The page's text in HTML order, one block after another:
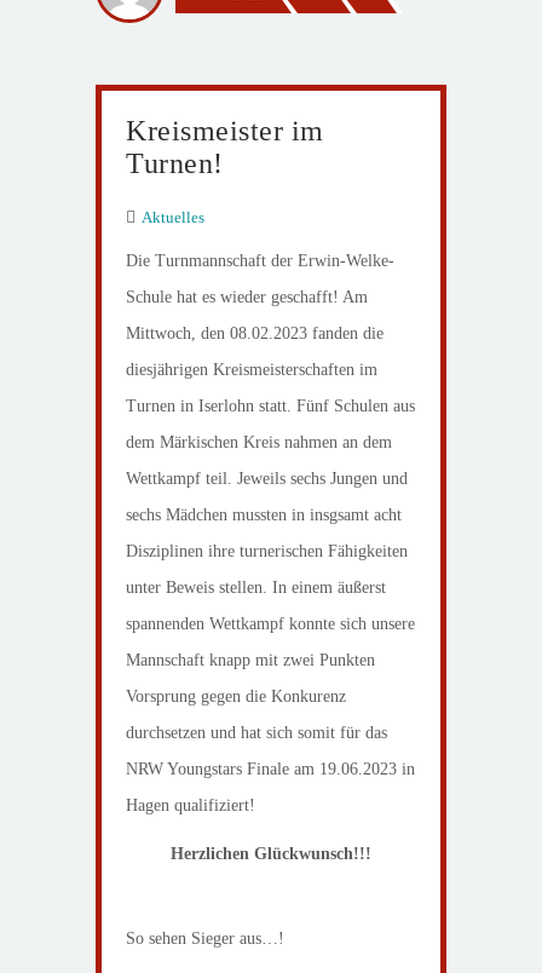
Kreismeister im
Turnen!
Aktuelles
Die Turnmannschaft der Erwin-Welke-
Schule hat es wieder geschafft! Am
Mittwoch, den 08.02.2023 fanden die
diesjährigen Kreismeisterschaften im
Turnen in Iserlohn statt. Fünf Schulen aus
dem Märkischen Kreis nahmen an dem
Wettkampf teil. Jeweils sechs Jungen und
sechs Mädchen mussten in insgsamt acht
Disziplinen ihre turnerischen Fähigkeiten
unter Beweis stellen. In einem äußerst
spannenden Wettkampf konnte sich unsere
Mannschaft knapp mit zwei Punkten
Vorsprung gegen die Konkurenz
durchsetzen und hat sich somit für das
NRW Youngstars Finale am 19.06.2023 in
Hagen qualifiziert!
Herzlichen Glückwunsch!!!
So sehen Sieger aus…!